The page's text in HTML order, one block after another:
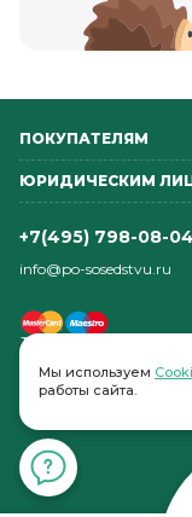
ПОКУПАТЕЛЯМ
ЮРИДИЧЕСКИМ
+7(495) 798-08-04
info@po-sosedstvu.ru
Мы используем
работы сайта.